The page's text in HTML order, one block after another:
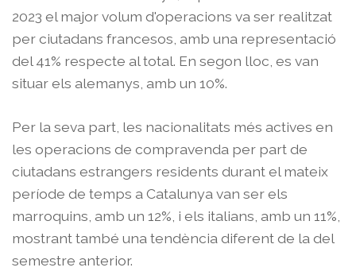
2023 el major volum d'operacions va ser realitzat
per ciutadans francesos, amb una representació
del 41% respecte al total. En segon lloc, es van
situar els alemanys, amb un 10%.
Per la seva part, les nacionalitats més actives en
les operacions de compravenda per part de
ciutadans estrangers residents durant el mateix
període de temps a Catalunya van ser els
marroquins, amb un 12%, i els italians, amb un 11%,
mostrant també una tendència diferent de la del
semestre anterior.